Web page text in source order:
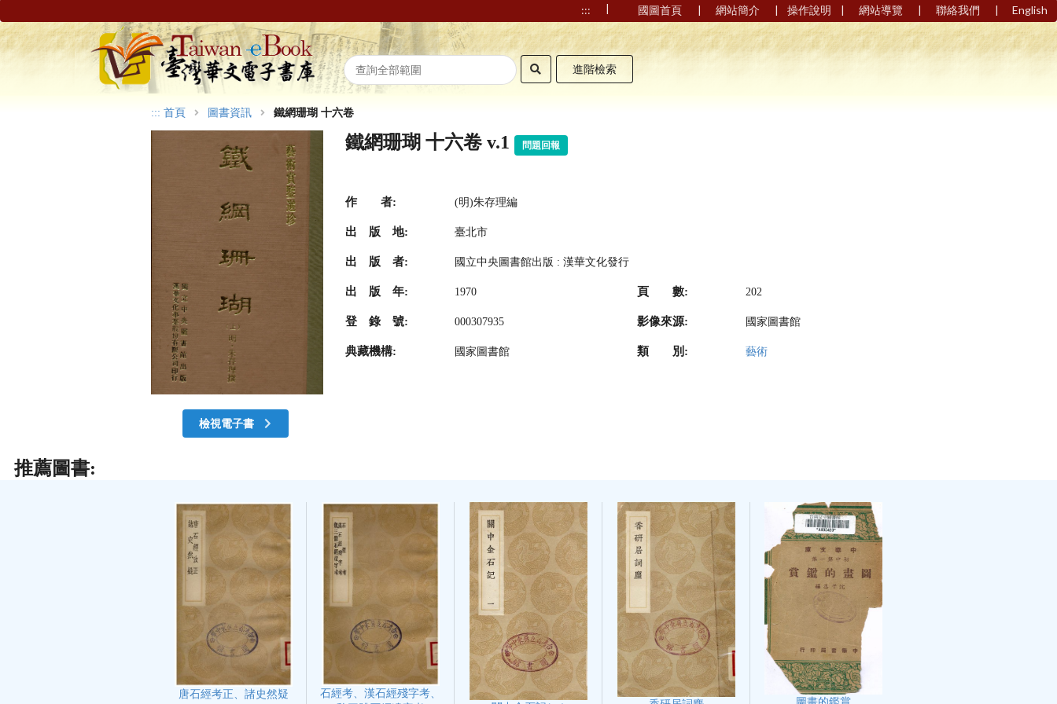
::: | 國圖首頁 | 網站簡介 | 操作說明 | 網站導覽 | 聯絡我們 | English
進階檢索
::: 首頁 圖書資訊 鐵網珊瑚 十六卷
檢視電子書
鐵網珊瑚 十六卷 v.1 問題回報
作 者: (明)朱存理編
出 版 地: 臺北市
出 版 者: 國立中央圖書館出版 : 漢華文化發行
出 版 年: 1970 頁 數: 202
登 錄 號: 000307935 影像來源: 國家圖書館
典藏機構: 國家圖書館 類 別: 藝術
推薦圖書:
唐石經考正、諸史然疑
石經考、漢石經殘字考、